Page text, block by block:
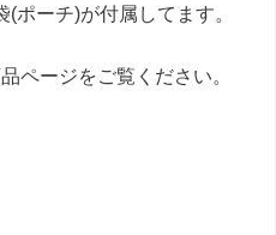
ポーチ)が付属してます。
ページをご覧ください。